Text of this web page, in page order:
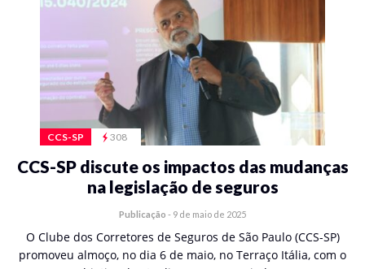
CCS-SP 308
CCS-SP discute os impactos das mudanças
na legislação de seguros
Publicação - 9 de maio de 2025
O Clube dos Corretores de Seguros de São Paulo (CCS-SP)
promoveu almoço, no dia 6 de maio, no Terraço Itália, com o